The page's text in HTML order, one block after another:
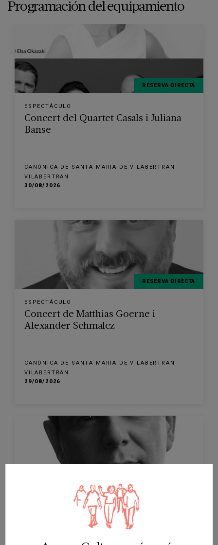
Programación del equipamiento
RESERVA DIRECTA
ESPECTÁCULO
Concert del Quartet Casals i Juliana
Banse
CANÓNICA DE SANTA MARIA DE VILABERTRAN
VILABERTRAN
30/08/2026
RESERVA DIRECTA
ESPECTÁCULO
Concert de Matthias Goerne i
Alexander Schmalcz
CANÓNICA DE SANTA MARIA DE VILABERTRAN
VILABERTRAN
29/08/2026
Concert de Javier Perianes